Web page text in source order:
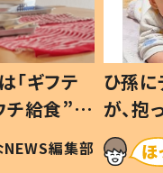
「ギフテ
チ給食”を
令和の親
NEWS編集部
ひ孫
が、
「涙が
い」